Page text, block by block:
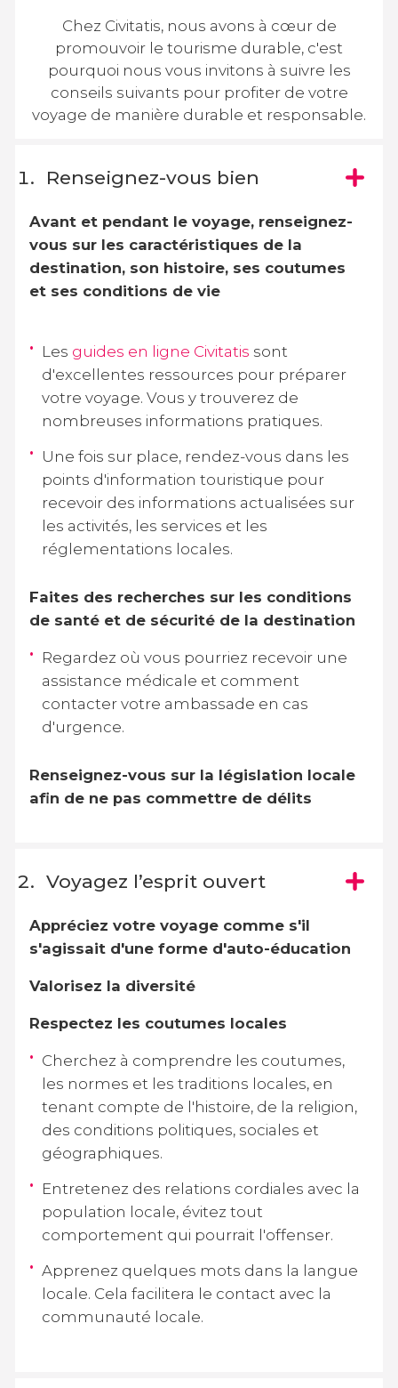
Chez Civitatis, nous avons à cœur de
promouvoir le tourisme durable, c'est
pourquoi nous vous invitons à suivre les
conseils suivants pour profiter de votre
voyage de manière durable et responsable.
Renseignez-vous bien
Avant et pendant le voyage, renseignez-
vous sur les caractéristiques de la
destination, son histoire, ses coutumes
et ses conditions de vie
Les guides en ligne Civitatis sont
d'excellentes ressources pour préparer
votre voyage. Vous y trouverez de
nombreuses informations pratiques.
Une fois sur place, rendez-vous dans les
points d'information touristique pour
recevoir des informations actualisées sur
les activités, les services et les
réglementations locales.
Faites des recherches sur les conditions
de santé et de sécurité de la destination
Regardez où vous pourriez recevoir une
assistance médicale et comment
contacter votre ambassade en cas
d'urgence.
Renseignez-vous sur la législation locale
afin de ne pas commettre de délits
Voyagez l’esprit ouvert
Appréciez votre voyage comme s'il
s'agissait d'une forme d'auto-éducation
Valorisez la diversité
Respectez les coutumes locales
Cherchez à comprendre les coutumes,
les normes et les traditions locales, en
tenant compte de l'histoire, de la religion,
des conditions politiques, sociales et
géographiques.
Entretenez des relations cordiales avec la
population locale, évitez tout
comportement qui pourrait l'offenser.
Apprenez quelques mots dans la langue
locale. Cela facilitera le contact avec la
communauté locale.